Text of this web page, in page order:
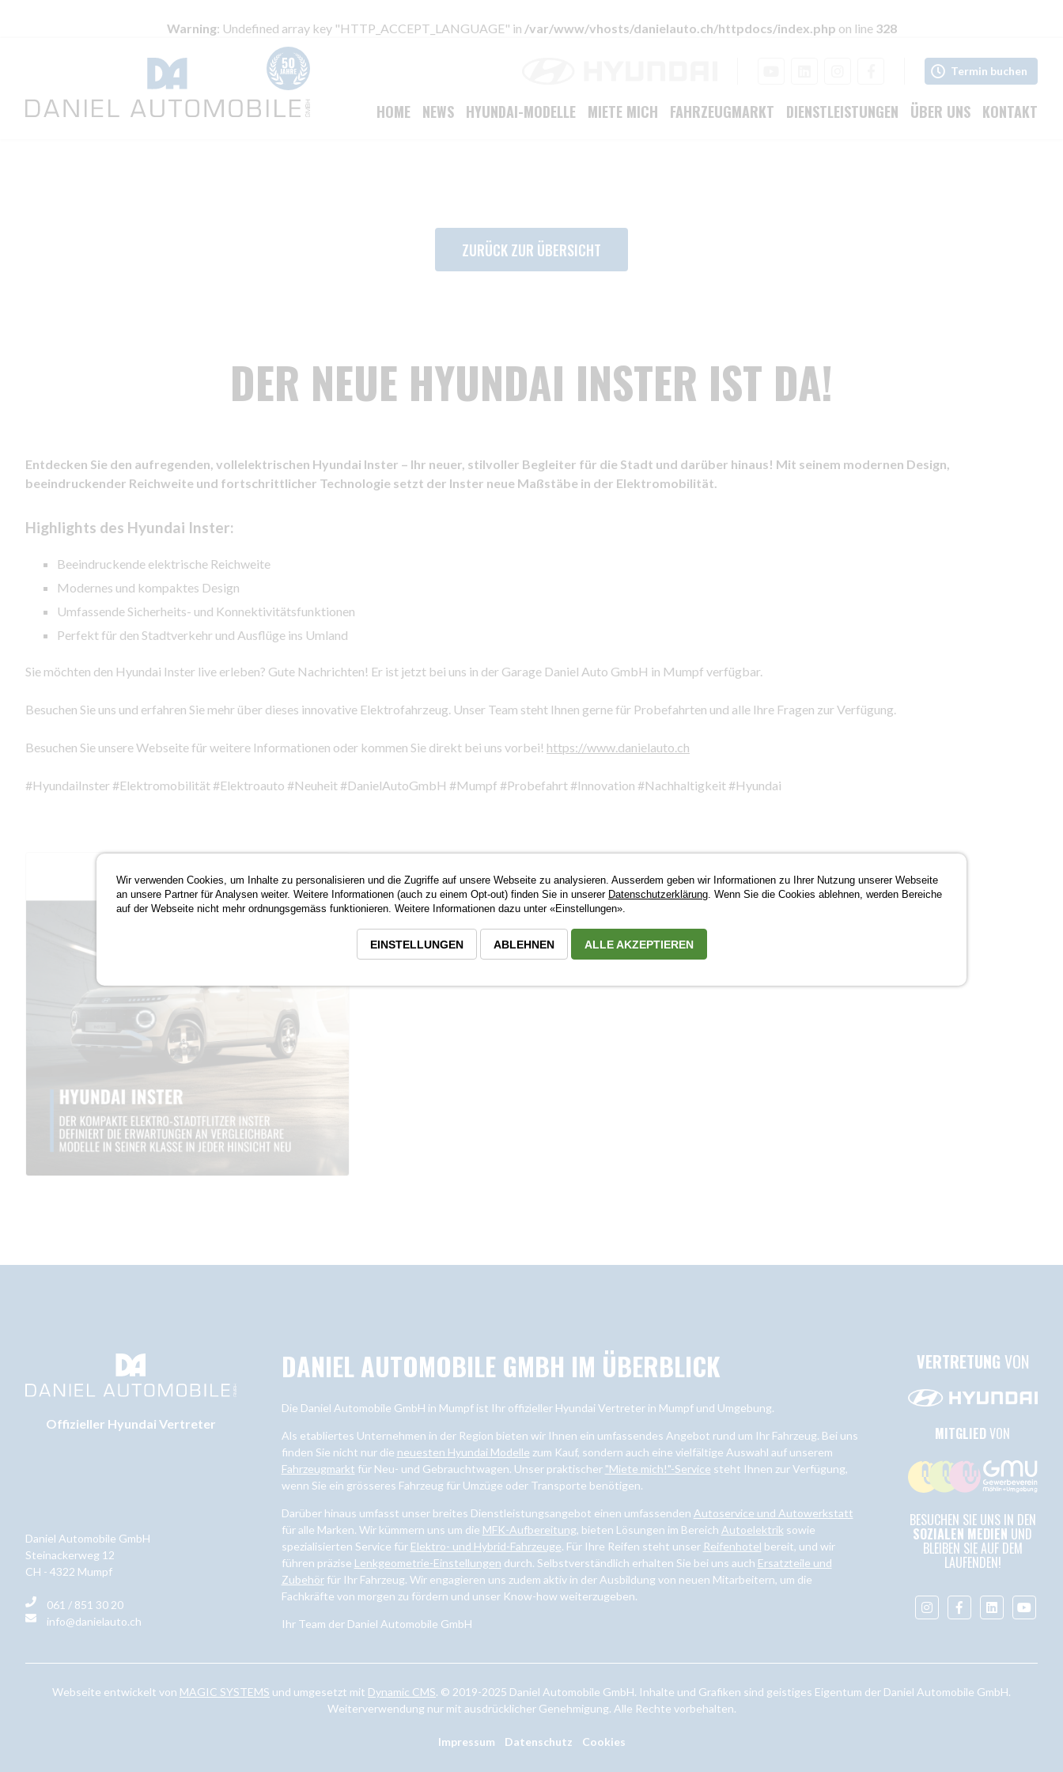
Warning: Undefined array key "HTTP_ACCEPT_LANGUAGE" in /var/www/vhosts/danielauto.ch/httpdocs/index.php on line 328
Termin buchen
HOME NEWS HYUNDAI-MODELLE MIETE MICH FAHRZEUGMARKT DIENSTLEISTUNGEN ÜBER UNS KONTAKT
ZURÜCK ZUR ÜBERSICHT
DER NEUE HYUNDAI INSTER IST DA!
Entdecken Sie den aufregenden, vollelektrischen Hyundai Inster – Ihr neuer, stilvoller Begleiter für die Stadt und darüber hinaus! Mit seinem modernen Design,
beeindruckender Reichweite und fortschrittlicher Technologie setzt der Inster neue Maßstäbe in der Elektromobilität.
Highlights des Hyundai Inster:
Beeindruckende elektrische Reichweite
Modernes und kompaktes Design
Umfassende Sicherheits- und Konnektivitätsfunktionen
Perfekt für den Stadtverkehr und Ausflüge ins Umland
Sie möchten den Hyundai Inster live erleben? Gute Nachrichten! Er ist jetzt bei uns in der Garage Daniel Auto GmbH in Mumpf verfügbar.
Besuchen Sie uns und erfahren Sie mehr über dieses innovative Elektrofahrzeug. Unser Team steht Ihnen gerne für Probefahrten und alle Ihre Fragen zur Verfügung.
Besuchen Sie unsere Webseite für weitere Informationen oder kommen Sie direkt bei uns vorbei! https://www.danielauto.ch
#HyundaiInster #Elektromobilität #Elektroauto #Neuheit #DanielAutoGmbH #Mumpf #Probefahrt #Innovation #Nachhaltigkeit #Hyundai
Offizieller Hyundai Vertreter
Daniel Automobile GmbH
Steinackerweg 12
CH - 4322 Mumpf
061 / 851 30 20
info@danielauto.ch
DANIEL AUTOMOBILE GMBH IM ÜBERBLICK
Die Daniel Automobile GmbH in Mumpf ist Ihr offizieller Hyundai Vertreter in Mumpf und Umgebung.
Als etabliertes Unternehmen in der Region bieten wir Ihnen ein umfassendes Angebot rund um Ihr Fahrzeug. Bei uns
finden Sie nicht nur die neuesten Hyundai Modelle zum Kauf, sondern auch eine vielfältige Auswahl auf unserem
Fahrzeugmarkt für Neu- und Gebrauchtwagen. Unser praktischer "Miete mich!"-Service steht Ihnen zur Verfügung,
wenn Sie ein grösseres Fahrzeug für Umzüge oder Transporte benötigen.
Darüber hinaus umfasst unser breites Dienstleistungsangebot einen umfassenden Autoservice und Autowerkstatt
für alle Marken. Wir kümmern uns um die MFK-Aufbereitung, bieten Lösungen im Bereich Autoelektrik sowie
spezialisierten Service für Elektro- und Hybrid-Fahrzeuge. Für Ihre Reifen steht unser Reifenhotel bereit, und wir
führen präzise Lenkgeometrie-Einstellungen durch. Selbstverständlich erhalten Sie bei uns auch Ersatzteile und
Zubehörfür Ihr Fahrzeug. Wir engagieren uns zudem aktiv in der Ausbildung von neuen Mitarbeitern, um die
Fachkräfte von morgen zu fördern und unser Know-how weiterzugeben.
Ihr Team der Daniel Automobile GmbH
VERTRETUNG VON
MITGLIEDVON
BESUCHEN SIE UNS IN DEN
SOZIALEN MEDIEN UND
BLEIBEN SIE AUF DEM
LAUFENDEN!
Webseite entwickelt von MAGIC SYSTEMS und umgesetzt mit Dynamic CMS. © 2019-2025 Daniel Automobile GmbH. Inhalte und Grafiken sind geistiges Eigentum der Daniel Automobile GmbH.
Weiterverwendung nur mit ausdrücklicher Genehmigung. Alle Rechte vorbehalten.
Impressum Datenschutz Cookies
Wir verwenden Cookies, um Inhalte zu personalisieren und die Zugriffe auf unsere Webseite zu analysieren. Ausserdem geben wir Informationen zu Ihrer Nutzung unserer Webseite
an unsere Partner für Analysen weiter. Weitere Informationen (auch zu einem Opt-out) finden Sie in unserer Datenschutzerklärung . Wenn Sie die Cookies ablehnen, werden Bereiche
auf der Webseite nicht mehr ordnungsgemäss funktionieren. Weitere Informationen dazu unter «Einstellungen».
EINSTELLUNGEN ABLEHNEN ALLE AKZEPTIEREN